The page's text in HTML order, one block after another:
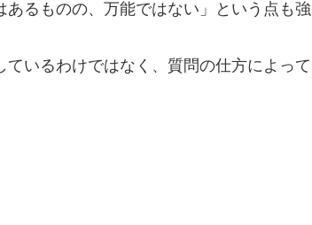
るものの、万能ではない」という点も強
いるわけではなく、質問の仕方によって